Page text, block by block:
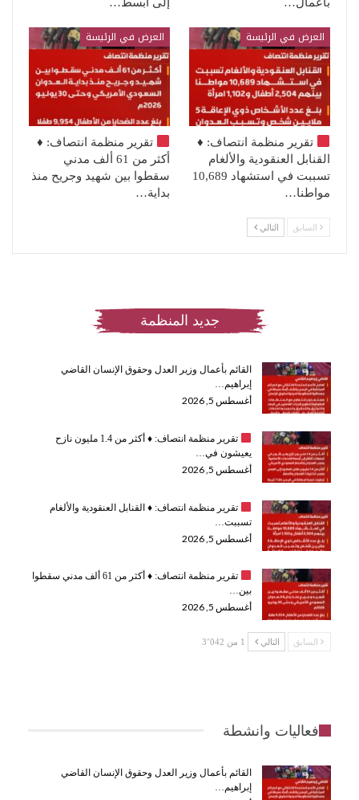
العرض في الرئيسة
تقرير منظمة انتصاف: ♦️
القنابل العنقودية والألغام
تسببت في استشهاد 10,689
مواطنا…
العرض في الرئيسة
تقرير منظمة انتصاف: ♦️
أكثر من 61 ألف مدني
سقطوا بين شهيد وجريح منذ
بداية…
السابق التالي
جديد المنظمة
القائم بأعمال وزير العدل وحقوق الإنسان القاضي
إبراهيم…
أغسطس 5, 2026
تقرير منظمة انتصاف: ♦️
أكثر من 1.4 مليون نازح
يعيشون في…
أغسطس 5, 2026
تقرير منظمة انتصاف: ♦️القنابل العنقودية والألغام
تسببت…
أغسطس 5, 2026
تقرير منظمة انتصاف: ♦️
أكثر من 61 ألف مدني سقطوا
بين…
أغسطس 5, 2026
السابق التالي 1 من 3٬042
فعاليات وانشطة
القائم بأعمال وزير العدل وحقوق الإنسان القاضي
إبراهيم…